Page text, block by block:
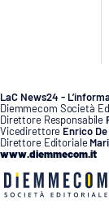
Storie
LAC
NETWORK
LaC News24 -
Diemmecom Società
Direttore Responsabile
Vicedirettore Enrico
Direttore Editoriale
www.diemmecom.it